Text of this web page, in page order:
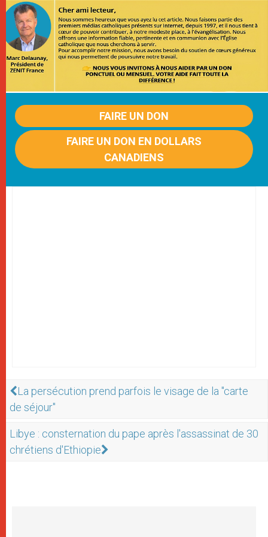
FAIRE UN DON
FAIRE UN DON EN DOLLARS
CANADIENS
La persécution prend parfois le visage de la "carte
de séjour"
Libye : consternation du pape après l'assassinat de 30
chrétiens d'Ethiopie